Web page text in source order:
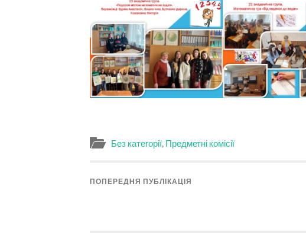
Без категорії, Предметні комісії
ПОПЕРЕДНЯ ПУБЛІКАЦІЯ